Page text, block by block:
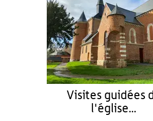
Visites guidées
l'église...